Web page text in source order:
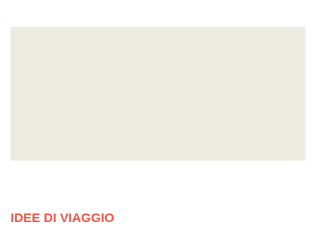
IDEE DI VIAGGIO